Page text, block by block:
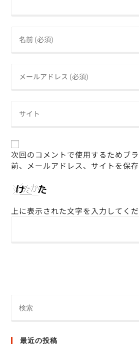
次回のコメントで使用するためブ
前、メールアドレス、サイトを保存
上に表示された文字を入力してくだ
最近の投稿